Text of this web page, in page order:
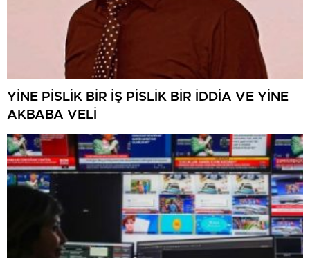
YİNE PİSLİK BİR İŞ PİSLİK BİR İDDİA VE YİNE
AKBABA VELİ